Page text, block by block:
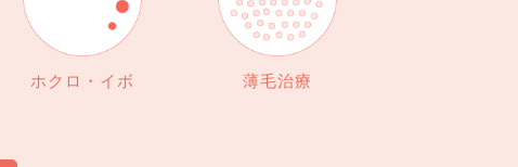
ホクロ・イボ 薄毛治療